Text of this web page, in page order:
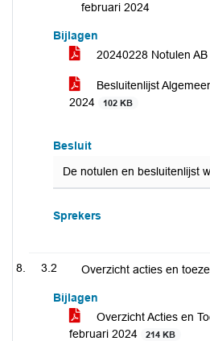
februari 2024
Bijlagen
20240228 Notulen AB
Besluitenlijst
2024
102 KB
Besluit
De notulen en besluitenlijst
Sprekers
3.2 Overzicht acties en
Bijlagen
Overzicht Acties en
februari 2024
214 KB